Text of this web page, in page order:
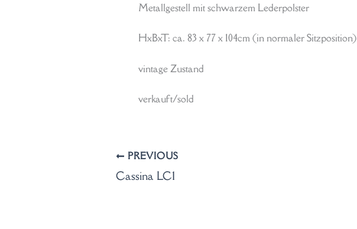
Metallgestell mit schwarzem Lederpolster
HxBxT: ca. 83 x 77 x 104cm (in normaler Sitzposition)
vintage Zustand
verkauft/sold
PREVIOUS
Cassina LC1